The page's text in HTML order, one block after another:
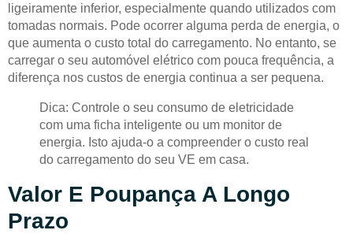
ligeiramente inferior, especialmente quando utilizados com
tomadas normais. Pode ocorrer alguma perda de energia, o
que aumenta o custo total do carregamento. No entanto, se
carregar o seu automóvel elétrico com pouca frequência, a
diferença nos custos de energia continua a ser pequena.
Dica: Controle o seu consumo de eletricidade
com uma ficha inteligente ou um monitor de
energia. Isto ajuda-o a compreender o custo real
do carregamento do seu VE em casa.
Valor E Poupança A Longo
Prazo